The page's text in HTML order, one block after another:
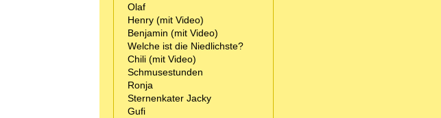
Olaf
Henry (mit Video)
Benjamin (mit Video)
Welche ist die Niedlichste?
Chili (mit Video)
Schmusestunden
Ronja
Sternenkater Jacky
Gufi